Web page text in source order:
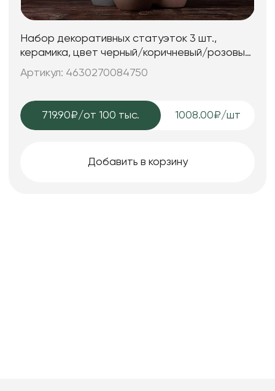
Набор декоративных статуэток 3 шт.,
керамика, цвет черный/коричневый/розовый,
25*7; 25*7; 15*6 см.
Артикул: 4630270084750
719.90₽/от 100 тыс. 1008.00₽/шт
Добавить в корзину